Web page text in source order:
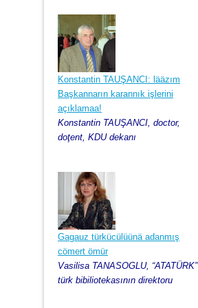
Konstantin TAUŞANCI: lääzım
Başkannarın karannık işlerini
açıklamaa!
Konstantin TAUŞANCI, doctor,
doţent, KDU dekanı
Gagauz türkücülüünä adanmış
cömert ömür
Vasilisa TANASOGLU, “ATATÜRK”
türk bibiliotekasının direktoru